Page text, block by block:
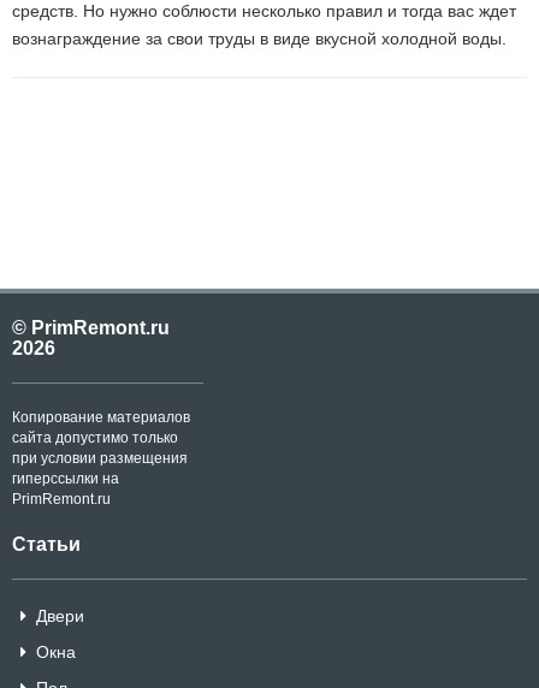
средств. Но нужно соблюсти несколько правил и тогда вас ждет
вознаграждение за свои труды в виде вкусной холодной воды.
© PrimRemont.ru
2026
Копирование материалов
сайта допустимо только
при условии размещения
гиперссылки на
PrimRemont.ru
Статьи
Двери
Окна